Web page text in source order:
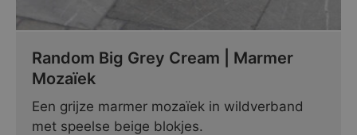
Random Big Grey Cream | Marmer
Mozaïek
Een grijze marmer mozaïek in wildverband
met speelse beige blokjes.